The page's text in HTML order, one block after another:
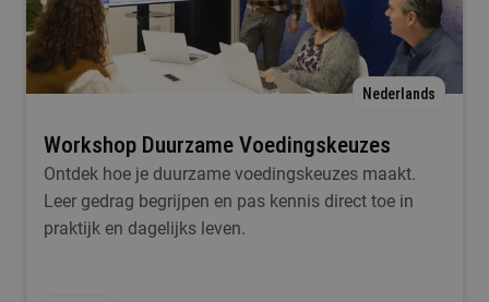
Nederlands
Workshop Duurzame Voedingskeuzes
Ontdek hoe je duurzame voedingskeuzes maakt.
Leer gedrag begrijpen en pas kennis direct toe in
praktijk en dagelijks leven.